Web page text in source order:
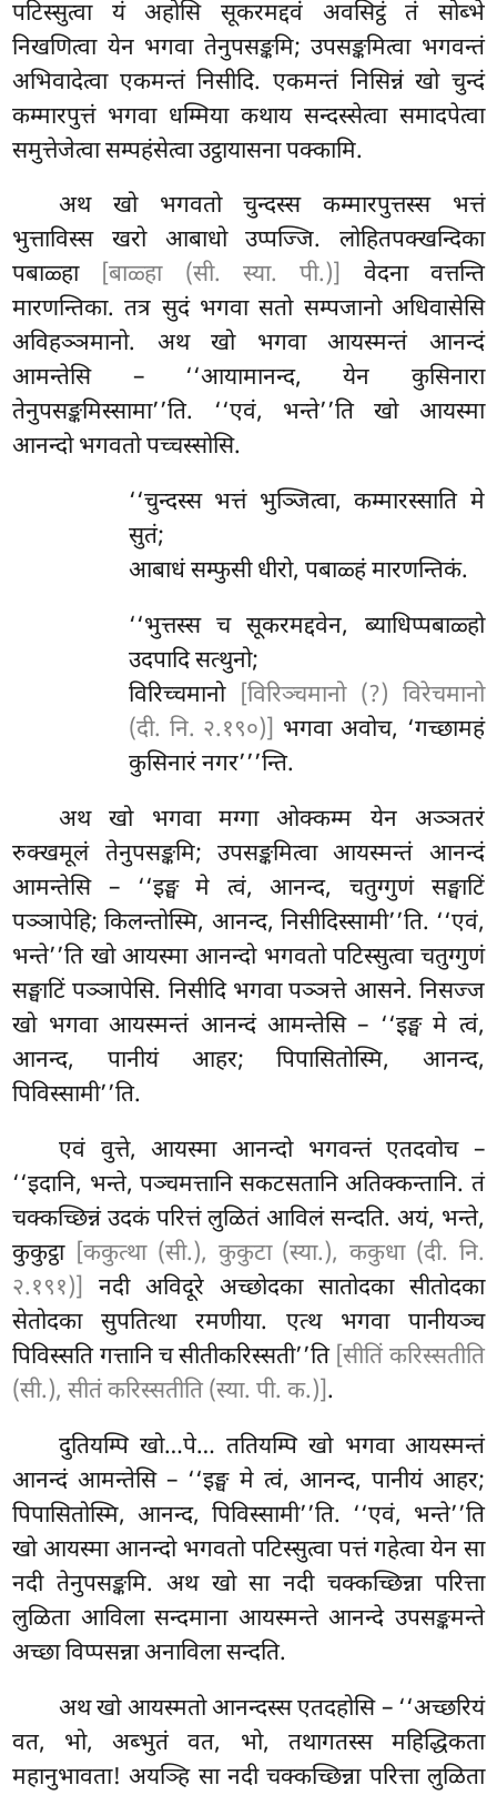
पटिस्सुत्वा यं अहोसि सूकरमद्दवं अवसिट्ठं तं सोब्भे
निखणित्वा येन भगवा तेनुपसङ्कमि; उपसङ्कमित्वा भगवन्तं
अभिवादेत्वा एकमन्तं निसीदि. एकमन्तं निसिन्नं खो चुन्दं
कम्मारपुत्तं भगवा धम्मिया कथाय सन्दस्सेत्वा समादपेत्वा
समुत्तेजेत्वा सम्पहंसेत्वा उट्ठायासना पक्कामि.
अथ खो भगवतो चुन्दस्स कम्मारपुत्तस्स भत्तं
भुत्ताविस्स खरो आबाधो उप्पज्जि. लोहितपक्खन्दिका
पबाळ्हा
[बाळ्हा (सी. स्या. पी.)]
वेदना वत्तन्ति
मारणन्तिका. तत्र सुदं भगवा सतो सम्पजानो अधिवासेसि
अविहञ्ञमानो. अथ खो भगवा आयस्मन्तं आनन्दं
आमन्तेसि – ‘‘आयामानन्द, येन कुसिनारा
तेनुपसङ्कमिस्सामा’’ति. ‘‘एवं, भन्ते’’ति खो आयस्मा
आनन्दो भगवतो पच्चस्सोसि.
‘‘चुन्दस्स भत्तं भुञ्जित्वा, कम्मारस्साति मे
सुतं;
आबाधं सम्फुसी धीरो, पबाळ्हं मारणन्तिकं.
‘‘भुत्तस्स च सूकरमद्दवेन, ब्याधिप्पबाळ्हो
उदपादि सत्थुनो;
विरिच्चमानो [विरिञ्चमानो (?) विरेचमानो
(दी. नि. २.१९०)] भगवा अवोच, ‘गच्छामहं
कुसिनारं नगर’’’न्ति.
अथखो भगवा मग्गा ओक्कम्म येन अञ्ञतरं
रुक्खमूलं तेनुपसङ्कमि; उपसङ्कमित्वा आयस्मन्तं आनन्दं
आमन्तेसि – ‘‘इङ्घ मे त्वं, आनन्द, चतुग्गुणं सङ्घाटिं
पञ्ञापेहि; किलन्तोस्मि, आनन्द, निसीदिस्सामी’’ति. ‘‘एवं,
भन्ते’’ति खो आयस्मा आनन्दो भगवतो पटिस्सुत्वा चतुग्गुणं
सङ्घाटिंपञ्ञापेसि. निसीदि भगवा पञ्ञत्ते आसने. निसज्ज
खो भगवा आयस्मन्तं आनन्दं आमन्तेसि – ‘‘इङ्घ मे त्वं,
आनन्द, पानीयं आहर; पिपासितोस्मि, आनन्द,
पिविस्सामी’’ति.
एवं वुत्ते, आयस्मा आनन्दो भगवन्तं एतदवोच –
‘‘इदानि, भन्ते, पञ्चमत्तानि सकटसतानि अतिक्कन्तानि. तं
चक्कच्छिन्नं उदकं परित्तं लुळितं आविलं सन्दति. अयं, भन्ते,
कुकुट्ठा [ककुत्था (सी.), कुकुटा (स्या.), ककुधा (दी. नि.
२.१९१)]
नदी अविदूरे अच्छोदका सातोदका सीतोदका
सेतोदका सुपतित्था रमणीया. एत्थ भगवा पानीयञ्च
पिविस्सति गत्तानि च सीतीकरिस्सती’’ति [सीतिं करिस्सतीति
(सी.), सीतं करिस्सतीति (स्या. पी. क.)].
दुतियम्पि खो…पे… ततियम्पि खो भगवा आयस्मन्तं
आनन्दं आमन्तेसि– ‘‘इङ्घ मे त्वं, आनन्द, पानीयं आहर;
पिपासितोस्मि, आनन्द, पिविस्सामी’’ति. ‘‘एवं, भन्ते’’ति
खो आयस्मा आनन्दो भगवतो पटिस्सुत्वा पत्तं गहेत्वा येन सा
नदी तेनुपसङ्कमि. अथ खो सा नदी चक्कच्छिन्ना परित्ता
लुळिता आविला सन्दमाना आयस्मन्ते आनन्दे उपसङ्कमन्ते
अच्छा विप्पसन्ना अनाविला सन्दति.
अथ खो आयस्मतो आनन्दस्स एतदहोसि – ‘‘अच्छरियं
वत, भो, अब्भुतं वत, भो, तथागतस्स महिद्धिकता
महानुभावता! अयञ्हि सा नदी चक्कच्छिन्ना परित्ता लुळिता